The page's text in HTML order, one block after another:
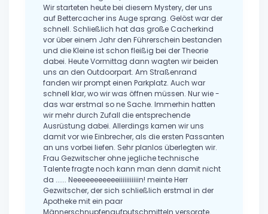
Wir starteten heute bei diesem Mystery, der uns
auf Bettercacher ins Auge sprang. Gelöst war der
schnell. Schließlich hat das große Cacherkind
vor über einem Jahr den Führerschein bestanden
und die Kleine ist schon fleißig bei der Theorie
dabei. Heute Vormittag dann wagten wir beiden
uns an den Outdoorpart. Am Straßenrand
fanden wir prompt einen Parkplatz. Auch war
schnell klar, wo wir was öffnen müssen. Nur wie -
das war erstmal so ne Sache. Immerhin hatten
wir mehr durch Zufall die entsprechende
Ausrüstung dabei. Allerdings kamen wir uns
damit vor wie Einbrecher, als die ersten Passanten
an uns vorbei liefen. Sehr planlos überlegten wir.
Frau Gezwitscher ohne jegliche technische
Talente fragte noch kann man denn damit nicht
da ...... Neeeeeeeeeeeiiiiiiiiiiin! meinte Herr
Gezwitscher, der sich schließlich erstmal in der
Apotheke mit ein paar